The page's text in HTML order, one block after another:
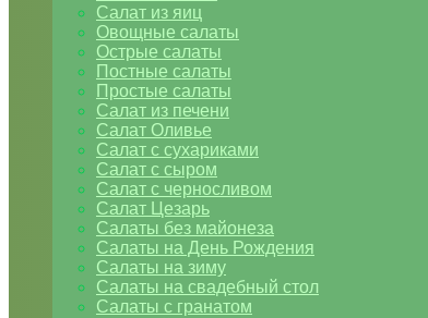
Салат из яиц
Овощные салаты
Острые салаты
Постные салаты
Простые салаты
Салат из печени
Салат Оливье
Салат с сухариками
Салат с сыром
Салат с черносливом
Салат Цезарь
Салаты без майонеза
Салаты на День Рождения
Салаты на зиму
Салаты на свадебный стол
Салаты с гранатом